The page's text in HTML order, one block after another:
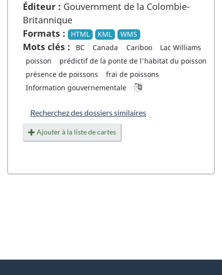
Éditeur : Gouvernment de la Colombie-
Britannique
Formats :
HTML KML WMS
Mots clés : BC Canada Cariboo
Lac Williams
poisson
prédictif de la ponte de l'habitat du poisson
présence de poissons
frai de poissons
Information gouvernementale
Recherchez des dossiers similaires
Ajouter à la liste de cartes
D